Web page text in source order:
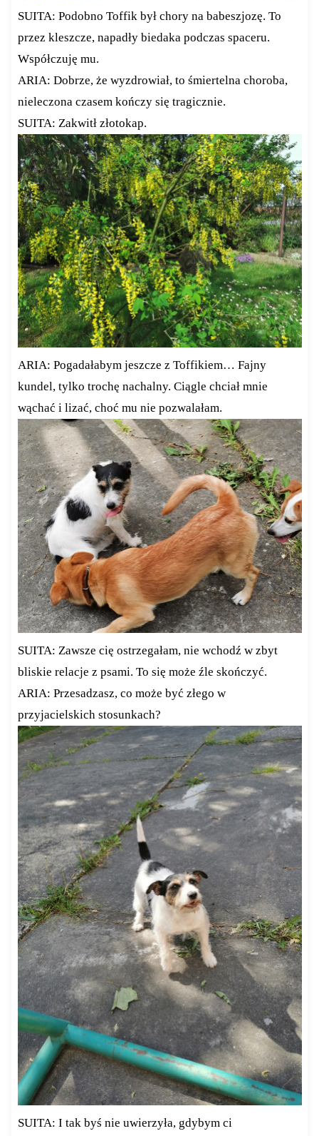
SUITA: Podobno Toffik był chory na babeszjozę. To
przez kleszcze, napadły biedaka podczas spaceru.
Współczuję mu.
ARIA: Dobrze, że wyzdrowiał, to śmiertelna choroba,
nieleczona czasem kończy się tragicznie.
SUITA: Zakwitł złotokap.
ARIA: Pogadałabym jeszcze z Toffikiem… Fajny
kundel, tylko trochę nachalny. Ciągle chciał mnie
wąchać i lizać, choć mu nie pozwalałam.
SUITA: Zawsze cię ostrzegałam, nie wchodź w zbyt
bliskie relacje z psami. To się może źle skończyć.
ARIA: Przesadzasz, co może być złego w
przyjacielskich stosunkach?
SUITA: I tak byś nie uwierzyła, gdybym ci